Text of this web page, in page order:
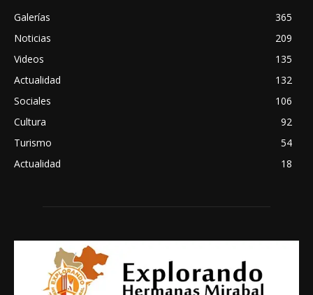
Galerías
365
Noticias
209
Videos
135
Actualidad
132
Sociales
106
Cultura
92
Turismo
54
Actualidad
18